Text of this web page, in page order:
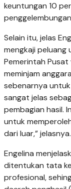
keuntungan 10
Selain itu, jelas
mengkaji peluang
Pemerintah
meminjam
sebenarnya
sangat jelas
pembagian hasil.
untuk
dari luar,” jelasnya.
Engelina
ditentukan tata
profesional,